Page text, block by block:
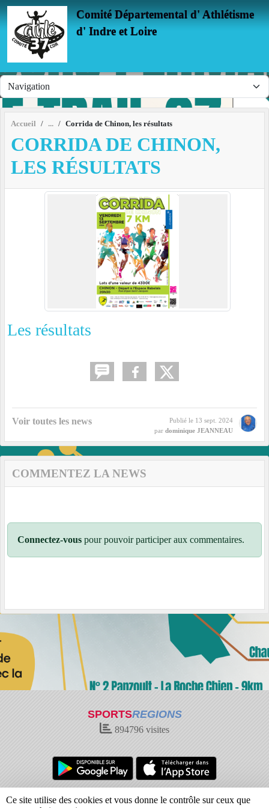
Comité Départemental d' Athlétisme
d' Indre et Loire
Accueil Corrida de Chinon, les résultats
CORRIDA DE CHINON,
LES RÉSULTATS
Les résultats
Voir toutes les news Publié le 13 sept. 2024
par dominique JEANNEAU
COMMENTEZ LA NEWS
Connectez-vous pour pouvoir participer aux commentaires.
SPORTSREGIONS
894796 visites
Charte cookies
Gestion des cookies
Panneau de gestion des cookies
Ce site utilise des cookies et vous donne le contrôle sur ceux que